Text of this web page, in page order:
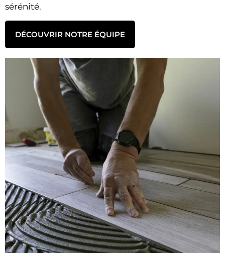
sérénité.
DÉCOUVRIR NOTRE ÉQUIPE